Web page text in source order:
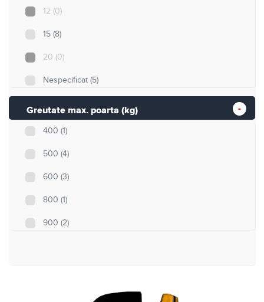
12 (0)
15 (8)
20 (0)
Nespecificat (5)
Greutate max. poarta (kg)
400 (1)
500 (4)
600 (3)
800 (1)
900 (2)